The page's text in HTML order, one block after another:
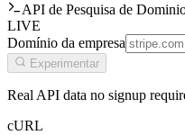
API de Pesquisa de
LIVE
Domínio da empresa
Experimentar
Real API data no signup
cURL